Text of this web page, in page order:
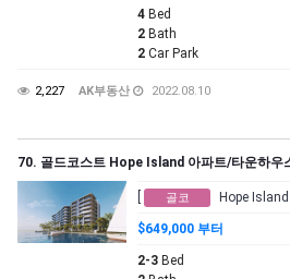
4 Bed
2 Bath
2 Car Park
2,227 AK부동산 2022.08.10
70. 골드코스트 Hope Island 아파트/타운하우
골코 Hope Island ]
$649,000 부터
2-3 Bed